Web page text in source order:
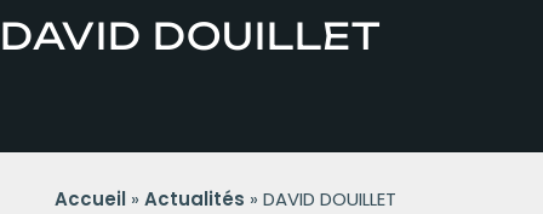
DAVID DOUILLET
Accueil» Actualités » DAVID DOUILLET